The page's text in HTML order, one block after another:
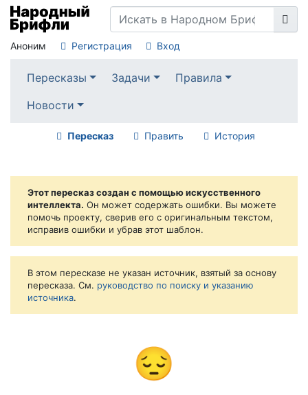
Аноним Регистрация Вход
Пересказы Задачи
Правила
Новости
Пересказ Править История
Этот пересказ создан с помощью искусственного
интеллекта. Он может содержать ошибки. Вы можете
помочь проекту, сверив его с оригинальным текстом,
исправив ошибки и убрав этот шаблон.
В этом пересказе не указан источник, взятый за основу
пересказа. См. руководство по поиску и указанию
источника.
😔